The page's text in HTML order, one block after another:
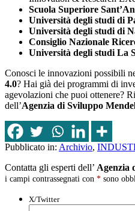
Scuola Superiore
Università degli studi di
Università degli studi di
Consiglio Nazionale
Università degli studi La
Conosci le innovazioni possibili
4.0? Hai già dei programmi di
agevolazioni che puoi ottenere?
dell’Agenzia di Sviluppo
Pubblicato in: Archivio,
Contatta gli esperti dell’ Agenzia
i campi contrassegnati con * sono
X/Twitter